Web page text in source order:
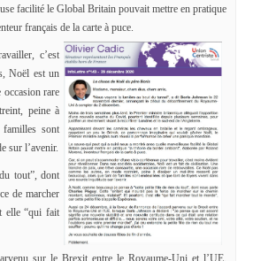
facilité le Global Britain pouvait mettre en pratique
français de la carte à puce.
c’est
Noël est un
rare
peine à
familles sont
sur l’avenir.
tout”, dont
de marcher
elle “qui fait
sur le Brexit entre le Royaume-Uni et l’UE,